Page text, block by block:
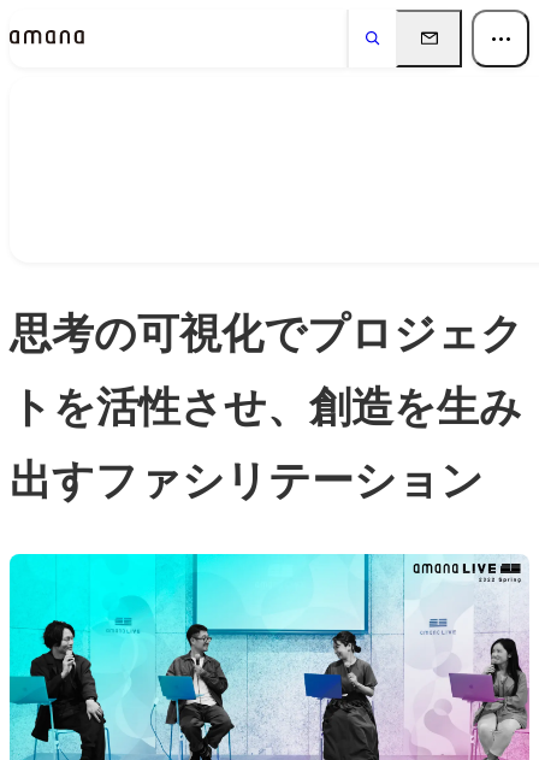
思考の可視化でプロジェク
トを活性させ、創造を生み
出すファシリテーション